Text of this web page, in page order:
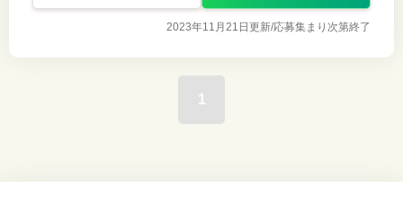
2023年11月21日更新/応募集まり次第終了
1